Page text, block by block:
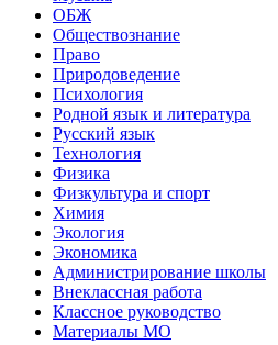
ОБЖ
Обществознание
Право
Природоведение
Психология
Родной язык и литература
Русский язык
Технология
Физика
Физкультура и спорт
Химия
Экология
Экономика
Администрирование школы
Внеклассная работа
Классное руководство
Материалы МО